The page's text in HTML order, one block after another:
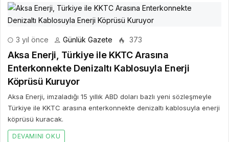
3 yıl önce Günlük Gazete 373
Aksa Enerji, Türkiye ile KKTC Arasına
Enterkonnekte Denizaltı Kablosuyla Enerji
Köprüsü Kuruyor
Aksa Enerji, imzaladığı 15 yıllık ABD doları bazlı yeni sözleşmeyle
Türkiye ile KKTC arasına enterkonnekte denizaltı kablosuyla enerji
köprüsü kuracak.
DEVAMINI OKU